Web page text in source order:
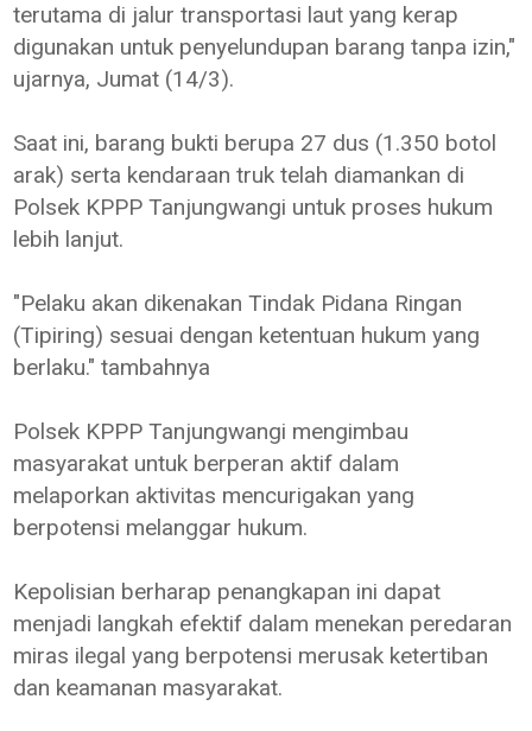
terutama di jalur transportasi laut yang kerap
digunakan untuk penyelundupan barang tanpa izin,"
ujarnya, Jumat (14/3).
Saat ini, barang bukti berupa 27 dus (1.350 botol
arak) serta kendaraan truk telah diamankan di
Polsek KPPP Tanjungwangi untuk proses hukum
lebih lanjut.
"Pelaku akan dikenakan Tindak Pidana Ringan
(Tipiring) sesuai dengan ketentuan hukum yang
berlaku." tambahnya
Polsek KPPP Tanjungwangi mengimbau
masyarakat untuk berperan aktif dalam
melaporkan aktivitas mencurigakan yang
berpotensi melanggar hukum.
Kepolisian berharap penangkapan ini dapat
menjadi langkah efektif dalam menekan peredaran
miras ilegal yang berpotensi merusak ketertiban
dan keamanan masyarakat.